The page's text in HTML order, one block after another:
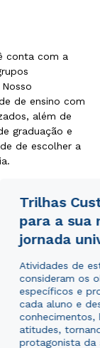
conta com a
de ensino com
além de
graduação e
de escolher a
Trilhas
para a sua
jornada
Atividades de
consideram os
específicos e
cada aluno e
conhecimentos,
atitudes,
protagonista da